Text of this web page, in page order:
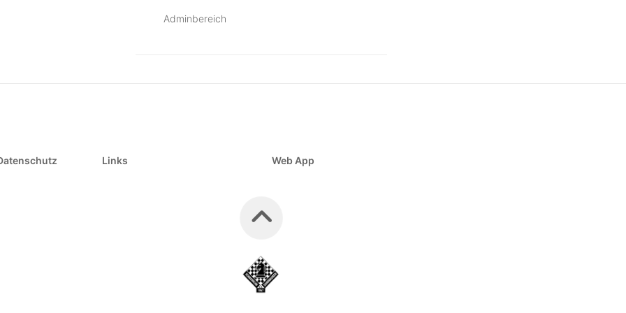
Adminbereich
Links Web App